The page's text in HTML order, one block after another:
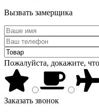
Вызвать замерщика
Пожалуйста, докажите,
Заказать звонок